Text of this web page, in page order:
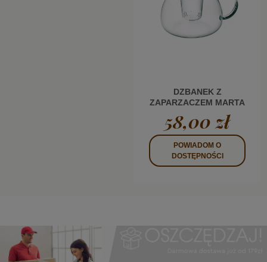
DZBANEK Z
ZAPARZACZEM MARTA
POJ. 1,5 L SIMAX
58,00 zł
POWIADOM O
DOSTĘPNOŚCI